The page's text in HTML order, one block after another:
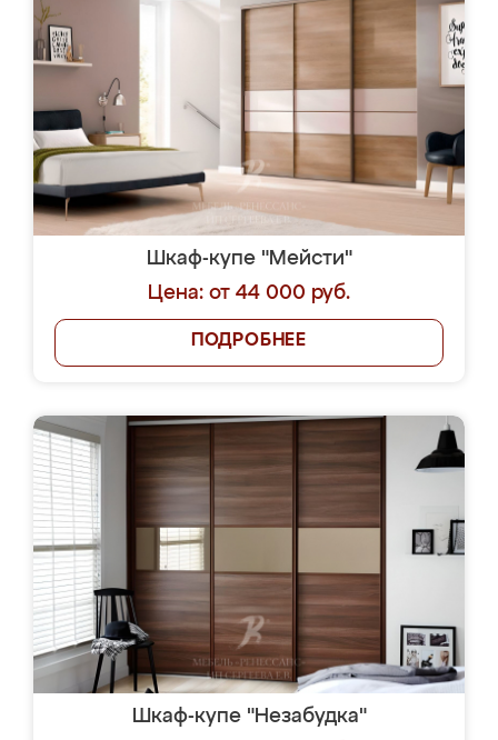
Шкаф-купе "Мейсти"
Цена: от 44 000 руб.
ПОДРОБНЕЕ
Шкаф-купе "Незабудка"